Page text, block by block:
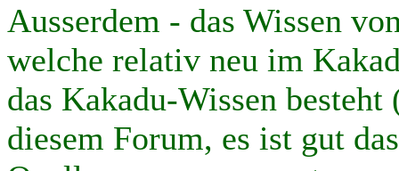
Ausserdem - das Wissen
welche relativ neu im
das Kakadu-Wissen
diesem Forum, es ist gut